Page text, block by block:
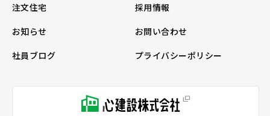
注文住宅
採用情報
お知らせ
お問い合わせ
社員ブログ
プライバシーポリシー